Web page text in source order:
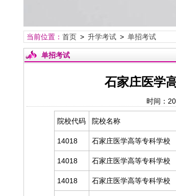
当前位置： 首页> 升学考试> 单招考试
单招考试
石家庄医学
时间：
院校代码 院校名称
14018 石家庄医学高等专科学校
14018 石家庄医学高等专科学校
14018 石家庄医学高等专科学校